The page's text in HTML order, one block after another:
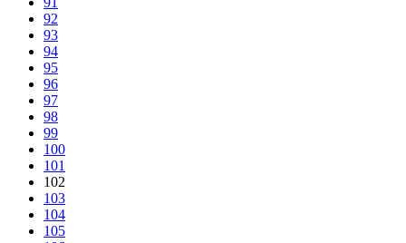
92
93
94
95
96
97
98
99
100
101
102
103
104
105